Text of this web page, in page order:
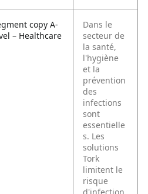
copy A-
– Healthcare
Dans le
secteur de
la santé,
l'hygiène
et la
prévention
des
infections
sont
essentielle
s. Les
solutions
Tork
limitent le
risque